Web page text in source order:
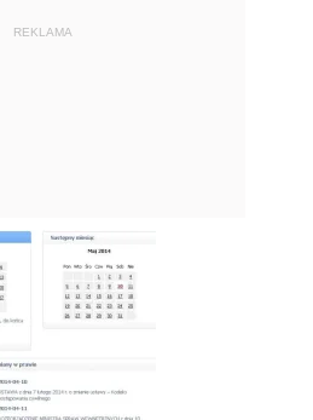
REKLAMA